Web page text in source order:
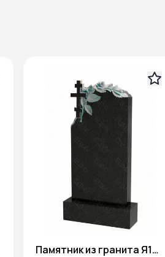
Памятник из гранита Я1806